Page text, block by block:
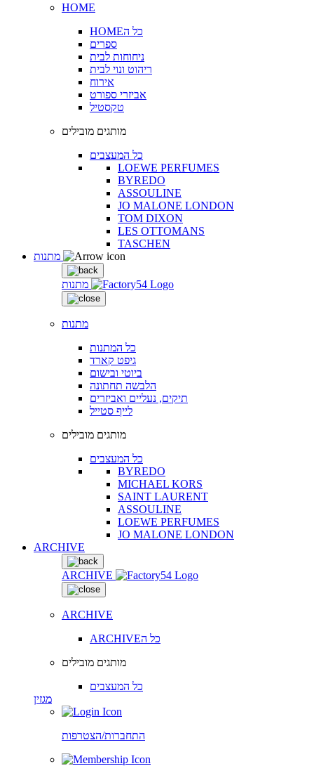
HOME
HOMEכל ה
ספרים
ניחוחות לבית
ריהוט ונוי לבית
אירוח
אביזרי ספורט
טקסטיל
מותגים מובילים
כל המעצבים
LOEWE PERFUMES
BYREDO
ASSOULINE
JO MALONE LONDON
TOM DIXON
LES OTTOMANS
TASCHEN
מתנות
מתנות
כל המתנות
גיפט קארד
ביוטי ובישום
הלבשה תחתונה
תיקים, נעליים ואביזרים
לייף סטייל
מותגים מובילים
כל המעצבים
BYREDO
MICHAEL KORS
SAINT LAURENT
ASSOULINE
LOEWE PERFUMES
JO MALONE LONDON
ARCHIVE
ARCHIVE
ARCHIVE
ARCHIVEכל ה
מותגים מובילים
כל המעצבים
מגזין
התחברות/הצטרפות